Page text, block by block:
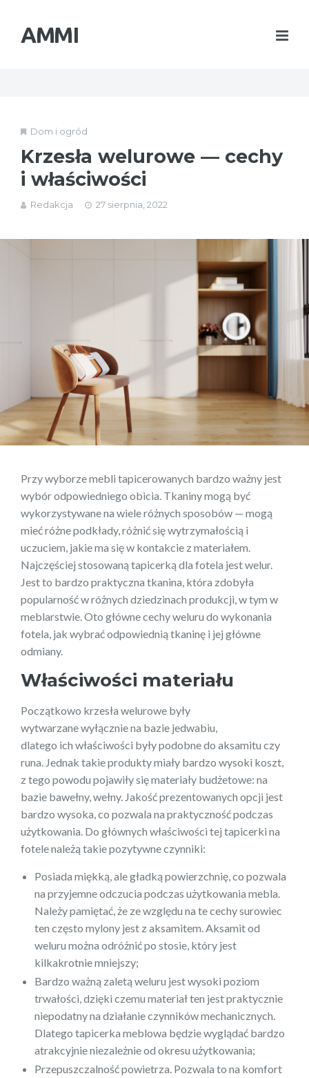
AMMI
Dom i ogród
Krzesła welurowe — cechy
i właściwości
Redakcja 27 sierpnia, 2022
Przy wyborze mebli tapicerowanych bardzo ważny jest
wybór odpowiedniego obicia. Tkaniny mogą być
wykorzystywane na wiele różnych sposobów — mogą
mieć różne podkłady, różnić się wytrzymałością i
uczuciem, jakie ma się w kontakcie z materiałem.
Najczęściej stosowaną tapicerką dla fotela jest welur.
Jest to bardzo praktyczna tkanina, która zdobyła
popularność w różnych dziedzinach produkcji, w tym w
meblarstwie. Oto główne cechy weluru do wykonania
fotela, jak wybrać odpowiednią tkaninę i jej główne
odmiany.
Właściwości materiału
Początkowo krzesła welurowe były
wytwarzane wyłącznie na bazie jedwabiu,
dlatego ich właściwości były podobne do aksamitu czy
runa. Jednak takie produkty miały bardzo wysoki koszt,
z tego powodu pojawiły się materiały budżetowe: na
bazie bawełny, wełny. Jakość prezentowanych opcji jest
bardzo wysoka, co pozwala na praktyczność podczas
użytkowania. Do głównych właściwości tej tapicerki na
fotele należą takie pozytywne czynniki:
Posiada miękką, ale gładką powierzchnię, co pozwala
na przyjemne odczucia podczas użytkowania mebla.
Należy pamiętać, że ze względu na te cechy surowiec
ten często mylony jest z aksamitem. Aksamit od
weluru można odróżnić po stosie, który jest
kilkakrotnie mniejszy;
Bardzo ważną zaletą weluru jest wysoki poziom
trwałości, dzięki czemu materiał ten jest praktycznie
niepodatny na działanie czynników mechanicznych.
Dlatego tapicerka meblowa będzie wyglądać bardzo
atrakcyjnie niezależnie od okresu użytkowania;
Przepuszczalność powietrza. Pozwala to na komfort